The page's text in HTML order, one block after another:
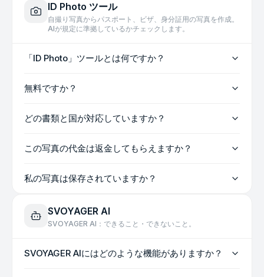
ID Photo ツール
自撮り写真からパスポート、ビザ、身分証用の写真を作成。
AIが規定に準拠しているかチェックします。
「ID Photo」ツールとは何ですか？
無料ですか？
どの書類と国が対応していますか？
この写真の代金は返金してもらえますか？
私の写真は保存されていますか？
SVOYAGER AI
SVOYAGER AI：できること・できないこと。
SVOYAGER AIにはどのような機能がありますか？